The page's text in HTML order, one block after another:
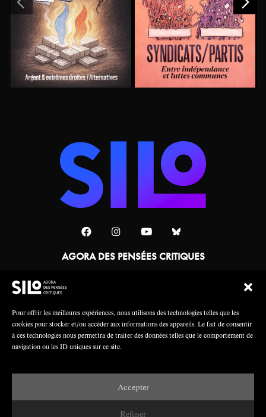
Pour offrir les meilleures expériences, nous utilisons des technologies telles que les
cookies pour stocker et/ou accéder aux informations des appareils. Le fait de consentir
à ces technologies nous permettra de traiter des données telles que le comportement de
navigation ou les ID uniques sur ce site.
Accepter
Refuser
AGORA DES PENSÉES CRITIQUES